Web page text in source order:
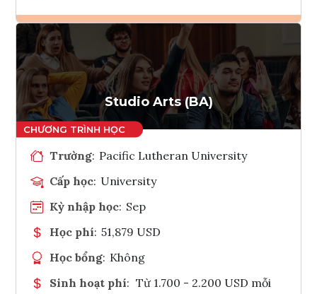
Ghi danh
Tham vấn Interlink
Studio Arts (BA)
Trường: Pacific Lutheran University
Cấp học: University
Kỳ nhập học: Sep
Học phí: 51,879 USD
Học bổng: Không
Sinh hoạt phí: Từ 1.700 - 2.200 USD mỗi